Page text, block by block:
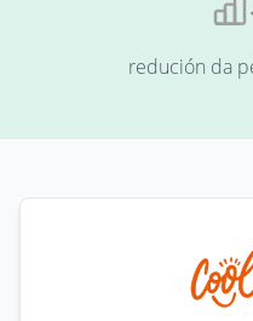
redución da